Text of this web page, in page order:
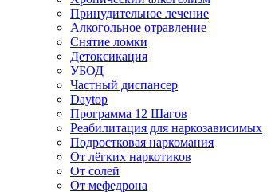
Принудительное лечение
Алкогольное отравление
Снятие ломки
Детоксикация
УБОД
Частный диспансер
Daytop
Программа 12 Шагов
Реабилитация для наркозависимых
Подростковая наркомания
От лёгких наркотиков
От солей
От мефедрона